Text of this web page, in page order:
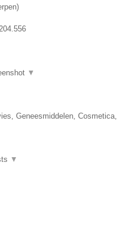
)
▼
Geneesmiddelen, Cosmetica,
▼